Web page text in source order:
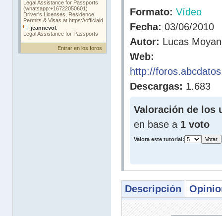
Entrar en los foros
Formato: Vídeo
Fecha: 03/06/2010
Autor: Lucas
Web:
http://
Descargas: 1.683
Valoración de los
en base a 1 voto
Valora este tutorial:
Descripción